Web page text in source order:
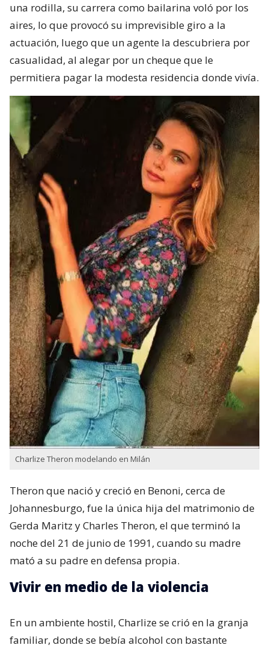
una rodilla, su carrera como bailarina voló por los
aires, lo que provocó su imprevisible giro a la
actuación, luego que un agente la descubriera por
casualidad, al alegar por un cheque que le
permitiera pagar la modesta residencia donde vivía.
Charlize Theron modelando en Milán
Theron que nació y creció en Benoni,​ cerca de
Johannesburgo, fue la única hija del matrimonio de
Gerda Maritz​ y Charles Theron, el que terminó la
noche del 21 de junio de 1991, cuando su madre
mató a su padre en defensa propia.
Vivir en medio de la violencia
En un ambiente hostil, Charlize se crió en la granja
familiar, donde se bebía alcohol con bastante